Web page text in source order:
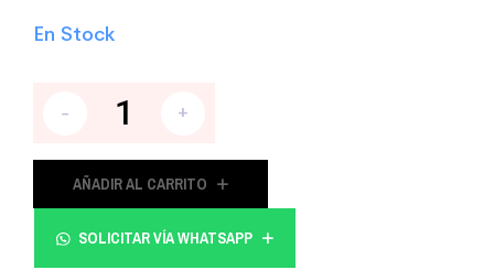
En Stock
- +
AÑADIR AL CARRITO
SOLICITAR VÍA WHATSAPP